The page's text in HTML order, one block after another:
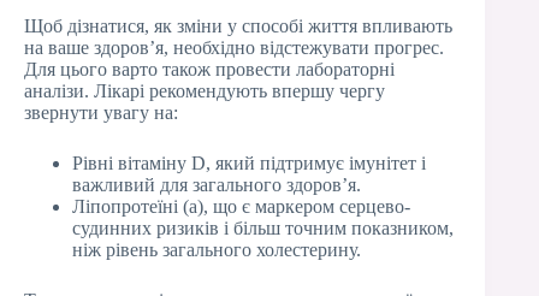
Щоб дізнатися, як зміни у способі життя впливають
на ваше здоров’я, необхідно відстежувати прогрес.
Для цього варто також провести лабораторні
аналізи. Лікарі рекомендують впершу чергу
звернути увагу на:
Рівні вітаміну D, який підтримує імунітет і
важливий для загального здоров’я.
Ліпопротеїні (a), що є маркером серцево-
судинних ризиків і більш точним показником,
ніж рівень загального холестерину.